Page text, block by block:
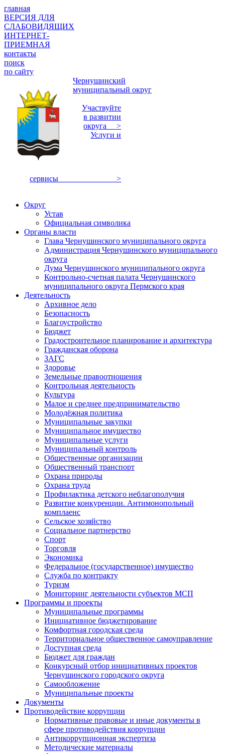
главная
ВЕРСИЯ ДЛЯ
СЛАБОВИДЯЩИХ
ИНТЕРНЕТ-
ПРИЕМНАЯ
контакты
поиск
по сайту
Чернушинский
муниципальный округ
Участвуйте
в развитии
округа >
Услуги и
сервисы >
Округ
Устав
Официальная символика
Органы власти
Глава Чернушинского муниципального округа
Администрация Чернушинского муниципального
округа
Дума Чернушинского муниципального округа
Контрольно-счетная палата Чернушинского
муниципального округа Пермского края
Деятельность
Архивное дело
Безопасность
Благоустройство
Бюджет
Градостроительное планирование и архитектура
Гражданская оборона
ЗАГС
Здоровье
Земельные правоотношения
Контрольная деятельность
Культура
Малое и среднее предпринимательство
Молодёжная политика
Муниципальные закупки
Муниципальное имущество
Муниципальные услуги
Муниципальный контроль
Общественные организации
Общественный транспорт
Охрана природы
Охрана труда
Профилактика детского неблагополучия
Развитие конкуренции. Антимонопольный
комплаенс
Сельское хозяйство
Социальное партнерство
Спорт
Торговля
Экономика
Федеральное (государственное) имущество
Служба по контракту
Туризм
Мониторинг деятельности субъектов МСП
Программы и проекты
Муниципальные программы
Инициативное бюджетирование
Комфортная городская среда
Территориальное общественное самоуправление
Доступная среда
Бюджет для граждан
Конкурсный отбор инициативных проектов
Чернушинского городского округа
Самообложение
Муниципальные проекты
Документы
Противодействие коррупции
Нормативные правовые и иные документы в
сфере противодействия коррупции
Антикоррупционная экспертиза
Методические материалы